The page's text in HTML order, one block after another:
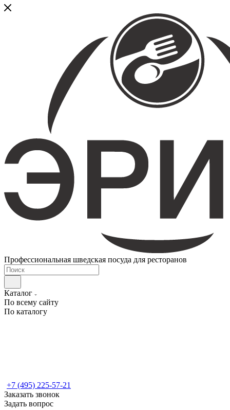
Профессиональная шведская посуда для ресторанов
Каталог
По всему сайту
По каталогу
+7 (495) 225-57-21
Заказать звонок
Задать вопрос